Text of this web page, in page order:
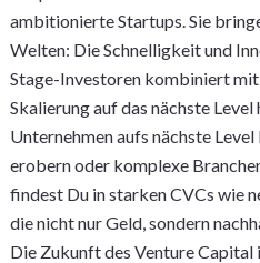
ambitionierte Startups. Sie
Welten: Die Schnelligkeit und
Stage-Investoren kombiniert
Skalierung auf das nächste
Unternehmen aufs nächste
erobern oder komplexe
findest Du in starken CVCs wie
die nicht nur Geld, sondern
Die Zukunft des Venture Capital